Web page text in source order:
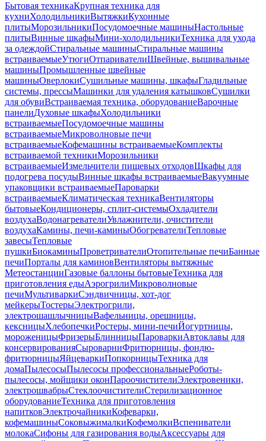
Бытовая техникаКрупная техника для
кухниХолодильникиВытяжкиКухонные
плитыМорозильникиПосудомоечные машиныНастольные
плитыВинные шкафыМини-холодильникиТехника для ухода
за одеждойСтиральные машиныСтиральные машины
встраиваемыеУтюгиОтпаривателиШвейные, вышивальные
машиныПромышленные швейные
машиныОверлокиСушильные машины, шкафыГладильные
системы, прессыМашинки для удаления катышковСушилки
для обувиВстраиваемая техника, оборудованиеВарочные
панелиДуховые шкафыХолодильники
встраиваемыеПосудомоечные машины
встраиваемыеМикроволновые печи
встраиваемыеКофемашины встраиваемыеКомплекты
встраиваемой техникиМорозильники
встраиваемыеИзмельчители пищевых отходовШкафы для
подогрева посудыВинные шкафы встраиваемыеВакуумные
упаковщики встраиваемыеПароварки
встраиваемыеКлиматическая техникаВентиляторы
бытовыеКондиционеры, сплит-системыОхладители
воздухаВодонагревателиУвлажнители, очистители
воздухаКамины, печи-каминыОбогревателиТепловые
завесыТепловые
пушкиБиокаминыПроветривателиОтопительные печиБанные
печиПорталы для каминовВентиляторы вытяжные
МетеостанцииГазовые баллоны бытовыеТехника для
приготовления едыАэрогрилиМикроволновые
печиМультиваркиСэндвичницы, хот-дог
мейкерыТостерыЭлектрогрили,
электрошашлычницыВафельницы, орешницы,
кексницыХлебопечкиРостеры, мини-печиЙогуртницы,
мороженицыФризерыБлинницыПароваркиАвтоклавы для
консервированияСыроварниФритюрницы, фондю-
фритюрницыЯйцеваркиПопкорницыТехника для
домаПылесосыПылесосы профессиональныеРоботы-
пылесосы, мойщики оконПароочистителиЭлектровеники,
электрошвабрыСтеклоочистителиСтерилизационное
оборудованиеТехника для приготовления
напитковЭлектрочайникиКофеварки,
кофемашиныСоковыжималкиКофемолкиВспениватели
молокаСифоны для газирования водыАксессуары для